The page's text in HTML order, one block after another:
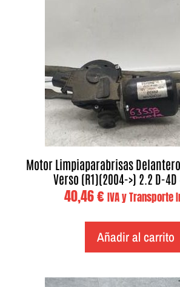
Motor Limpiaparabrisas
Verso (R1)(2004->) 2.2 D-4D
40,46€ IVA y Transporte
Añadir al carrito